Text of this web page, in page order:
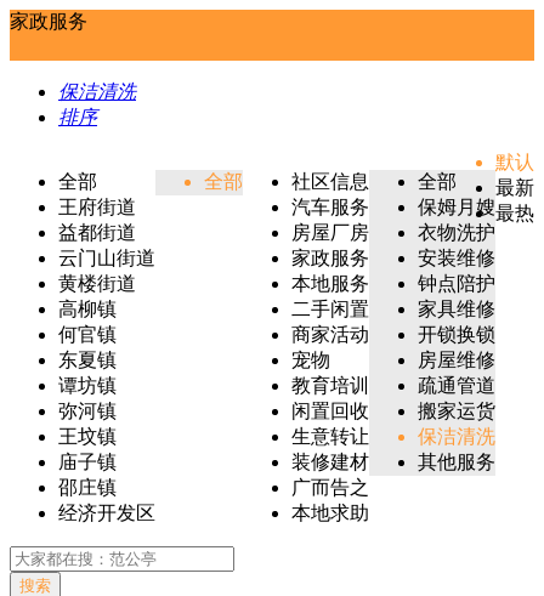
家政服务
保洁清洗
排序
全部
王府街道
益都街道
云门山街道
黄楼街道
高柳镇
何官镇
东夏镇
谭坊镇
弥河镇
王坟镇
庙子镇
邵庄镇
经济开发区
全部
社区信息
汽车服务
房屋厂房
家政服务
本地服务
二手闲置
商家活动
宠物
教育培训
闲置回收
生意转让
装修建材
广而告之
本地求助
全部
保姆月嫂
衣物洗护
安装维修
钟点陪护
家具维修
开锁换锁
房屋维修
疏通管道
搬家运货
保洁清洗
其他服务
默认
最新
最热
搜索